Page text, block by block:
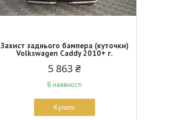
Захист заднього бампера (куточки)
Volkswagen Caddy 2010+ г.
5 863 ₴
В наявності
Купити